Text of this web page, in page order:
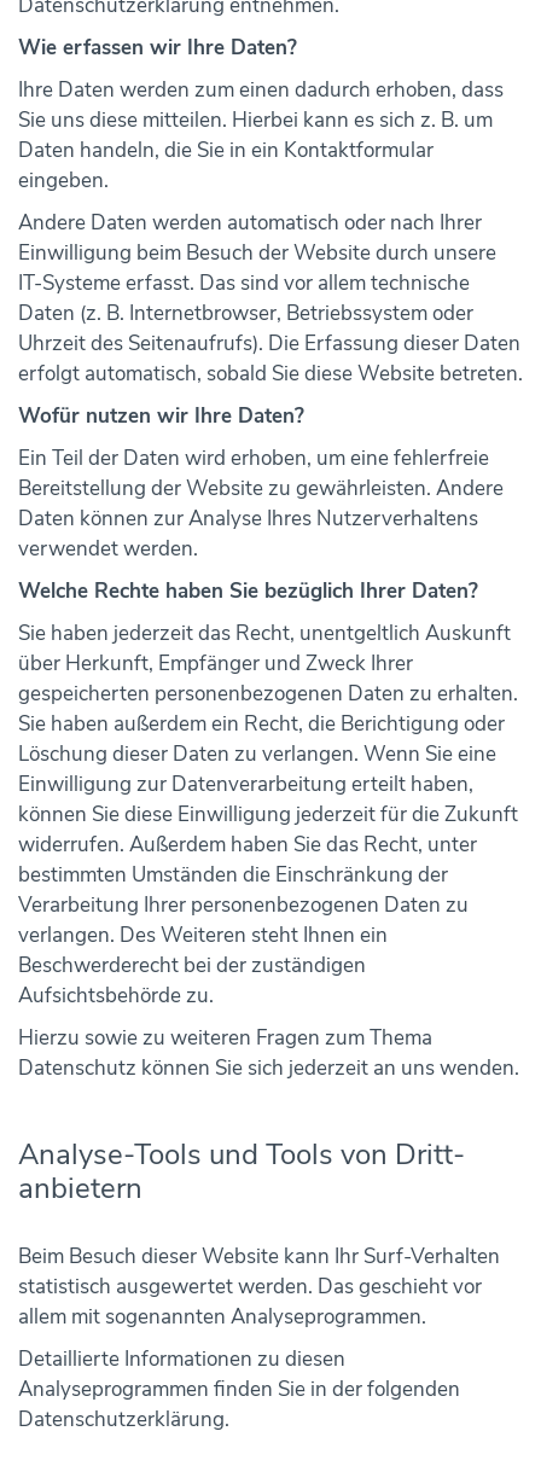
Wie erfassen wir Ihre Daten?
Ihre Daten werden zum einen dadurch erhoben, dass
Sie uns diese mitteilen. Hierbei kann es sich z. B. um
Daten handeln, die Sie in ein Kontaktformular
eingeben.
Andere Daten werden automatisch oder nach Ihrer
Einwilligung beim Besuch der Website durch unsere
IT-Systeme erfasst. Das sind vor allem technische
Daten (z. B. Internetbrowser, Betriebssystem oder
Uhrzeit des Seitenaufrufs). Die Erfassung dieser Daten
erfolgt automatisch, sobald Sie diese Website betreten.
Wofür nutzen wir Ihre Daten?
Ein Teil der Daten wird erhoben, um eine fehlerfreie
Bereitstellung der Website zu gewährleisten. Andere
Daten können zur Analyse Ihres Nutzerverhaltens
verwendet werden.
Welche Rechte haben Sie bezüglich Ihrer Daten?
Sie haben jederzeit das Recht, unentgeltlich Auskunft
über Herkunft, Empfänger und Zweck Ihrer
gespeicherten personenbezogenen Daten zu erhalten.
Sie haben außerdem ein Recht, die Berichtigung oder
Löschung dieser Daten zu verlangen. Wenn Sie eine
Einwilligung zur Datenverarbeitung erteilt haben,
können Sie diese Einwilligung jederzeit für die Zukunft
widerrufen. Außerdem haben Sie das Recht, unter
bestimmten Umständen die Einschränkung der
Verarbeitung Ihrer personenbezogenen Daten zu
verlangen. Des Weiteren steht Ihnen ein
Beschwerderecht bei der zuständigen
Aufsichtsbehörde zu.
Hierzu sowie zu weiteren Fragen zum Thema
Datenschutz können Sie sich jederzeit an uns wenden.
Analyse-Tools und Tools von Dritt­
anbietern
Beim Besuch dieser Website kann Ihr Surf-Verhalten
statistisch ausgewertet werden. Das geschieht vor
allem mit sogenannten Analyseprogrammen.
Detaillierte Informationen zu diesen
Analyseprogrammen finden Sie in der folgenden
Datenschutzerklärung.